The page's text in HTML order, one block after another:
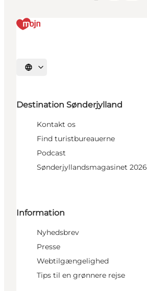
Vælg sprog
Destination Sønderjylland
Kontakt os
Find turistbureauerne
Podcast
Sønderjyllandsmagasinet 2026
Information
Nyhedsbrev
Presse
Webtilgængelighed
Tips til en grønnere rejse